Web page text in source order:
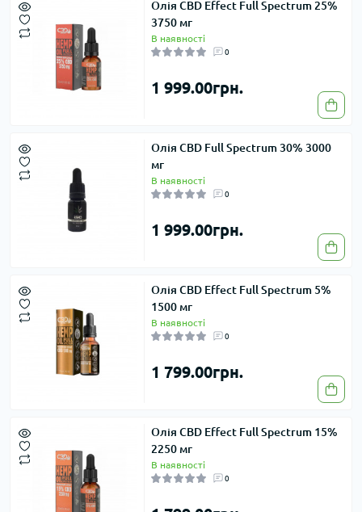
Олія CBD Effect Full Spectrum 25%
3750 мг
В наявності
0
1 999.00грн.
Олія CBD Full Spectrum 30% 3000
мг
В наявності
0
1 999.00грн.
Олія CBD Effect Full Spectrum 5%
1500 мг
В наявності
0
1 799.00грн.
Олія CBD Effect Full Spectrum 15%
2250 мг
В наявності
0